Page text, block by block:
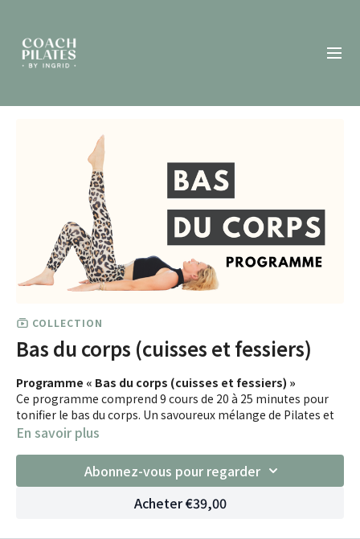
COLLECTION
Bas du corps (cuisses et fessiers)
Programme « Bas du corps (cuisses et fessiers) »
Ce programme comprend 9 cours de 20 à 25 minutes pour
tonifier le bas du corps. Un savoureux mélange de Pilates et
de renforcement musculaire plus classique pour se sculpter
En savoir plus
Abonnez-vous pour regarder
Acheter €39,00